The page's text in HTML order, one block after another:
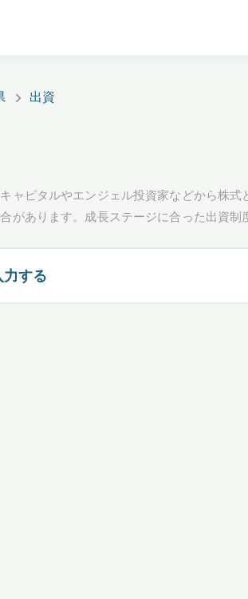
出資
ャピタルやエンジェル投資家などから株
があります。成長ステージに合った出資制
する